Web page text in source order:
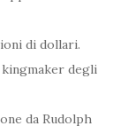
di dollari.
kingmaker degli
da Rudolph